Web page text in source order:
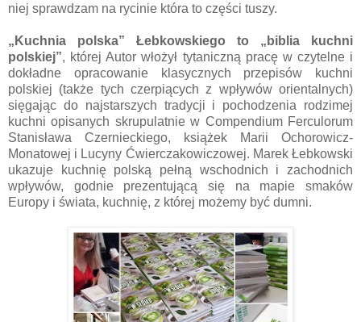
niej sprawdzam na rycinie która to części tuszy.
„Kuchnia polska” Łebkowskiego to „biblia kuchni
polskiej”, której Autor włożył tytaniczną pracę w czytelne i
dokładne opracowanie klasycznych przepisów kuchni
polskiej (także tych czerpiących z wpływów orientalnych)
sięgając do najstarszych tradycji i pochodzenia rodzimej
kuchni opisanych skrupulatnie w Compendium Ferculorum
Stanisława Czernieckiego, książek Marii Ochorowicz-
Monatowej i Lucyny Ćwierczakowiczowej. Marek Łebkowski
ukazuje kuchnię polską pełną wschodnich i zachodnich
wpływów, godnie prezentującą się na mapie smaków
Europy i świata, kuchnię, z której możemy być dumni.